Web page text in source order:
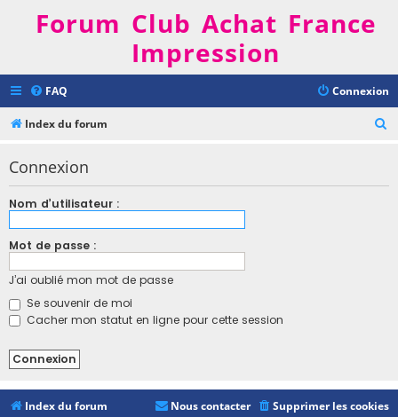
Forum Club Achat France
Impression
FAQ Connexion
Index du forum
Connexion
Nom d’utilisateur :
Mot de passe :
J’ai oublié mon mot de passe
Se souvenir de moi
Cacher mon statut en ligne pour cette session
Index du forum Supprimer les cookies
Nous contacter